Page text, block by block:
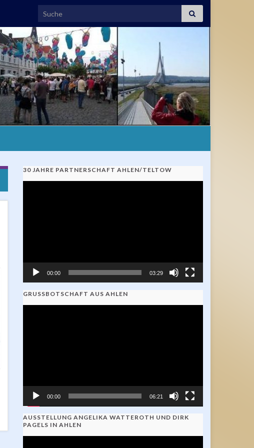
Search for:
30 JAHRE PARTNERSCHAFT AHLEN/TELTOW
00:00 03:29
GRUSSBOTSCHAFT AUS AHLEN
00:00 06:21
AUSSTELLUNG ANGELIKA WATTEROTH UND DIRK
PAGELS IN AHLEN